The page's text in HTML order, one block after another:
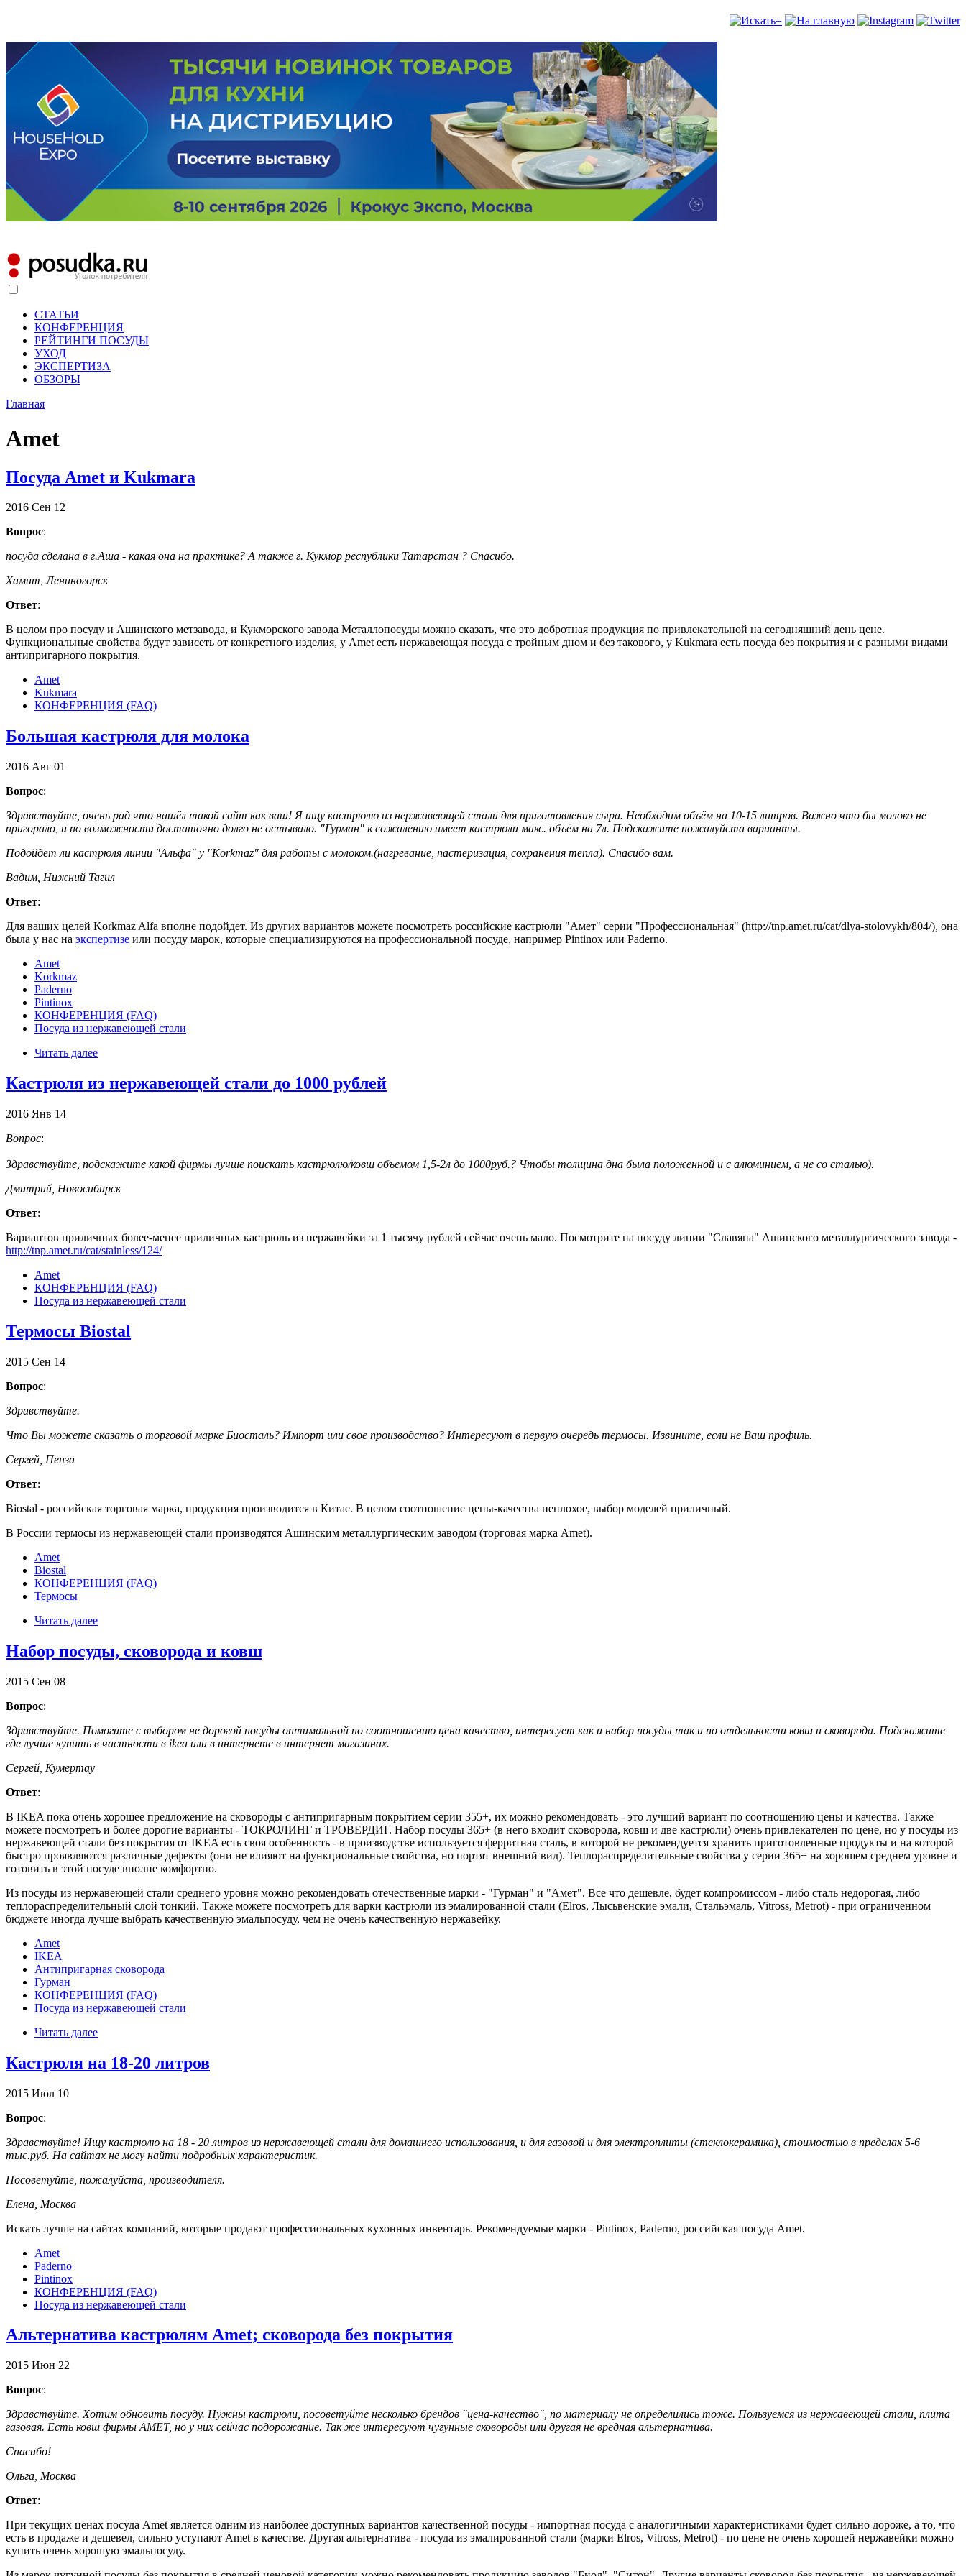
СТАТЬИ
КОНФЕРЕНЦИЯ
РЕЙТИНГИ ПОСУДЫ
УХОД
ЭКСПЕРТИЗА
ОБЗОРЫ
Главная
Amet
Посуда Amet и Kukmara
2016 Сен 12
Вопрос:
посуда сделана в г.Аша - какая она на практике? А также г. Кукмор республики Татарстан ? Спасибо.
Хамит, Лениногорск
Ответ:
В целом про посуду и Ашинского метзавода, и Кукморского завода Металлопосуды можно сказать, что это добротная продукция по привлекательной на сегодняшний день цене.
Функциональные свойства будут зависеть от конкретного изделия, у Amet есть нержавеющая посуда с тройным дном и без такового, у Kukmara есть посуда без покрытия и с разными видами
антипригарного покрытия.
Amet
Kukmara
КОНФЕРЕНЦИЯ (FAQ)
Большая кастрюля для молока
2016 Авг 01
Вопрос:
Здравствуйте, очень рад что нашёл такой сайт как ваш! Я ищу кастрюлю из нержавеющей стали для приготовления сыра. Необходим объём на 10-15 литров. Важно что бы молоко не
пригорало, и по возможности достаточно долго не остывало. "Гурман" к сожалению имеет кастрюли макс. объём на 7л. Подскажите пожалуйста варианты.
Подойдет ли кастрюля линии "Альфа" у "Korkmaz" для работы с молоком.(нагревание, пастеризация, сохранения тепла). Спасибо вам.
Вадим, Нижний Тагил
Ответ:
Для ваших целей Korkmaz Alfa вполне подойдет. Из других вариантов можете посмотреть российские кастрюли "Амет" серии "Профессиональная" (http://tnp.amet.ru/cat/dlya-stolovykh/804/), она
была у нас на экспертизе или посуду марок, которые специализируются на профессиональной посуде, например Pintinox или Paderno.
Amet
Korkmaz
Paderno
Pintinox
КОНФЕРЕНЦИЯ (FAQ)
Посуда из нержавеющей стали
Читать далее
Кастрюля из нержавеющей стали до 1000 рублей
2016 Янв 14
Вопрос:
Здравствуйте, подскажите какой фирмы лучше поискать кастрюлю/ковш объемом 1,5-2л до 1000руб.? Чтобы толщина дна была положенной и с алюминием, а не со сталью).
Дмитрий, Новосибирск
Ответ:
Вариантов приличных более-менее приличных кастрюль из нержавейки за 1 тысячу рублей сейчас очень мало. Посмотрите на посуду линии "Славяна" Ашинского металлургического завода -
http://tnp.amet.ru/cat/stainless/124/
Amet
КОНФЕРЕНЦИЯ (FAQ)
Посуда из нержавеющей стали
Термосы Biostal
2015 Сен 14
Вопрос:
Здравствуйте.
Что Вы можете сказать о торговой марке Биосталь? Импорт или свое производство? Интересуют в первую очередь термосы. Извините, если не Ваш профиль.
Сергей, Пенза
Ответ:
Biostal - российская торговая марка, продукция производится в Китае. В целом соотношение цены-качества неплохое, выбор моделей приличный.
В России термосы из нержавеющей стали производятся Ашинским металлургическим заводом (торговая марка Amet).
Amet
Biostal
КОНФЕРЕНЦИЯ (FAQ)
Термосы
Читать далее
Набор посуды, сковорода и ковш
2015 Сен 08
Вопрос:
Здравствуйте. Помогите с выбором не дорогой посуды оптимальной по соотношению цена качество, интересует как и набор посуды так и по отдельности ковш и сковорода. Подскажите
где лучше купить в частности в ikea или в интернете в интернет магазинах.
Сергей, Кумертау
Ответ:
В IKEA пока очень хорошее предложение на сковороды с антипригарным покрытием серии 355+, их можно рекомендовать - это лучший вариант по соотношению цены и качества. Также
можете посмотреть и более дорогие варианты - ТОКРОЛИНГ и ТРОВЕРДИГ. Набор посуды 365+ (в него входит сковорода, ковш и две кастрюли) очень привлекателен по цене, но у посуды из
нержавеющей стали без покрытия от IKEA есть своя особенность - в производстве используется ферритная сталь, в которой не рекомендуется хранить приготовленные продукты и на которой
быстро проявляются различные дефекты (они не влияют на функциональные свойства, но портят внешний вид). Теплораспределительные свойства у серии 365+ на хорошем среднем уровне и
готовить в этой посуде вполне комфортно.
Из посуды из нержавеющей стали среднего уровня можно рекомендовать отечественные марки - "Гурман" и "Амет". Все что дешевле, будет компромиссом - либо сталь недорогая, либо
теплораспределительный слой тонкий. Также можете посмотреть для варки кастрюли из эмалированной стали (Elros, Лысьвенские эмали, Стальэмаль, Vitross, Metrot) - при ограниченном
бюджете иногда лучше выбрать качественную эмальпосуду, чем не очень качественную нержавейку.
Amet
IKEA
Антипригарная сковорода
Гурман
КОНФЕРЕНЦИЯ (FAQ)
Посуда из нержавеющей стали
Читать далее
Кастрюля на 18-20 литров
2015 Июл 10
Вопрос:
Здравствуйте! Ищу кастрюлю на 18 - 20 литров из нержавеющей стали для домашнего использования, и для газовой и для электроплиты (стеклокерамика), стоимостью в пределах 5-6
тыс.руб. На сайтах не могу найти подробных характеристик.
Посоветуйте, пожалуйста, производителя.
Елена, Москва
Искать лучше на сайтах компаний, которые продают профессиональных кухонных инвентарь. Рекомендуемые марки - Pintinox, Paderno, российская посуда Amet.
Amet
Paderno
Pintinox
КОНФЕРЕНЦИЯ (FAQ)
Посуда из нержавеющей стали
Альтернатива кастрюлям Amet; сковорода без покрытия
2015 Июн 22
Вопрос:
Здравствуйте. Хотим обновить посуду. Нужны кастрюли, посоветуйте несколько брендов "цена-качество", по материалу не определились тоже. Пользуемся из нержавеющей стали, плита
газовая. Есть ковш фирмы АМЕТ, но у них сейчас подорожание. Так же интересуют чугунные сковороды или другая не вредная альтернатива.
Спасибо!
Ольга, Москва
Ответ:
При текущих ценах посуда Amet является одним из наиболее доступных вариантов качественной посуды - импортная посуда с аналогичными характеристиками будет сильно дороже, а то, что
есть в продаже и дешевел, сильно уступают Amet в качестве. Другая альтернатива - посуда из эмалированной стали (марки Elros, Vitross, Metrot) - по цене не очень хорошей нержавейки можно
купить очень хорошую эмальпосуду.